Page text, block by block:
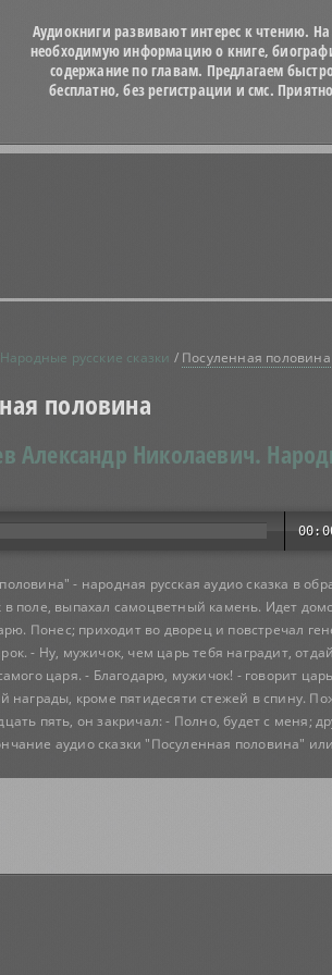
Аудиокниги развивают интерес к чтению.
необходимую информацию о книге,
содержание по главам. Предлагаем
бесплатно, без регистрации и смс.
Народные русские сказки / Посуленная половина
половина
Александр Николаевич.
- народная русская аудио сказка в
поле, выпахал самоцветный камень. Идет
Понес; приходит во дворец и повстречал
- Ну, мужичок, чем царь тебя наградит,
царя. - Благодарю, мужичок! - говорит
награды, кроме пятидесяти стежей в спину.
пять, он закричал: - Полно, будет с меня;
аудио сказки "Посуленная половина"